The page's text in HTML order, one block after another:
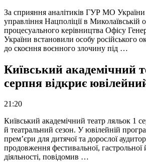
За сприяння аналітиків ГУР МО України
управління Нацполіції в Миколаївській
процесуального керівництва Офісу
України встановили особу російського
до скоєння воєнного злочину під …
Київський академічний
серпня відкриє
21:20
Київський академічний театр ляльок 1
й театральний сезон. У ювілейній
прем’єри для дитячої та дорослої
продовження фестивальної, гастрольної
діяльності, повідомив …